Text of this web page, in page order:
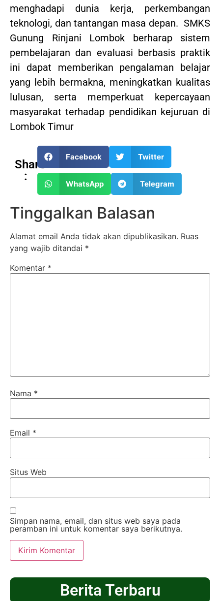
menghadapi dunia kerja, perkembangan
teknologi, dan tantangan masa depan. SMKS
Gunung Rinjani Lombok berharap sistem
pembelajaran dan evaluasi berbasis praktik
ini dapat memberikan pengalaman belajar
yang lebih bermakna, meningkatkan kualitas
lulusan, serta memperkuat kepercayaan
masyarakat terhadap pendidikan kejuruan di
Lombok Timur
Share
:
Facebook Twitter
WhatsApp Telegram
Tinggalkan Balasan
Alamat email Anda tidak akan dipublikasikan. Ruas
yang wajib ditandai *
Komentar *
Nama *
Email *
Situs Web
Simpan nama, email, dan situs web saya pada
peramban ini untuk komentar saya berikutnya.
Berita Terbaru